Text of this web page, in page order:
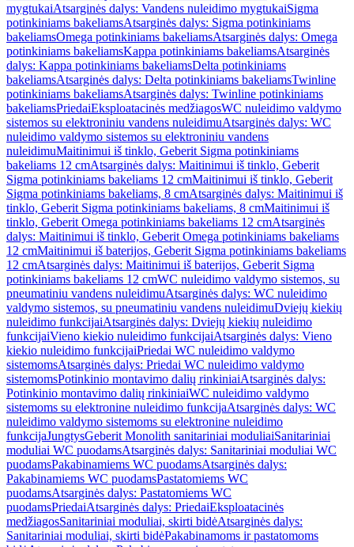
mygtukaiAtsarginės dalys: Vandens nuleidimo mygtukaiSigma
potinkiniams bakeliamsAtsarginės dalys: Sigma potinkiniams
bakeliamsOmega potinkiniams bakeliamsAtsarginės dalys: Omega
potinkiniams bakeliamsKappa potinkiniams bakeliamsAtsarginės
dalys: Kappa potinkiniams bakeliamsDelta potinkiniams
bakeliamsAtsarginės dalys: Delta potinkiniams bakeliamsTwinline
potinkiniams bakeliamsAtsarginės dalys: Twinline potinkiniams
bakeliamsPriedaiEksploatacinės medžiagosWC nuleidimo valdymo
sistemos su elektroniniu vandens nuleidimuAtsarginės dalys: WC
nuleidimo valdymo sistemos su elektroniniu vandens
nuleidimuMaitinimui iš tinklo, Geberit Sigma potinkiniams
bakeliams 12 cmAtsarginės dalys: Maitinimui iš tinklo, Geberit
Sigma potinkiniams bakeliams 12 cmMaitinimui iš tinklo, Geberit
Sigma potinkiniams bakeliams, 8 cmAtsarginės dalys: Maitinimui iš
tinklo, Geberit Sigma potinkiniams bakeliams, 8 cmMaitinimui iš
tinklo, Geberit Omega potinkiniams bakeliams 12 cmAtsarginės
dalys: Maitinimui iš tinklo, Geberit Omega potinkiniams bakeliams
12 cmMaitinimui iš baterijos, Geberit Sigma potinkiniams bakeliams
12 cmAtsarginės dalys: Maitinimui iš baterijos, Geberit Sigma
potinkiniams bakeliams 12 cmWC nuleidimo valdymo sistemos, su
pneumatiniu vandens nuleidimuAtsarginės dalys: WC nuleidimo
valdymo sistemos, su pneumatiniu vandens nuleidimuDviejų kiekių
nuleidimo funkcijaiAtsarginės dalys: Dviejų kiekių nuleidimo
funkcijaiVieno kiekio nuleidimo funkcijaiAtsarginės dalys: Vieno
kiekio nuleidimo funkcijaiPriedai WC nuleidimo valdymo
sistemomsAtsarginės dalys: Priedai WC nuleidimo valdymo
sistemomsPotinkinio montavimo dalių rinkiniaiAtsarginės dalys:
Potinkinio montavimo dalių rinkiniaiWC nuleidimo valdymo
sistemoms su elektronine nuleidimo funkcijaAtsarginės dalys: WC
nuleidimo valdymo sistemoms su elektronine nuleidimo
funkcijaJungtysGeberit Monolith sanitariniai moduliaiSanitariniai
moduliai WC puodamsAtsarginės dalys: Sanitariniai moduliai WC
puodamsPakabinamiems WC puodamsAtsarginės dalys:
Pakabinamiems WC puodamsPastatomiems WC
puodamsAtsarginės dalys: Pastatomiems WC
puodamsPriedaiAtsarginės dalys: PriedaiEksploatacinės
medžiagosSanitariniai moduliai, skirti bidėAtsarginės dalys:
Sanitariniai moduliai, skirti bidėPakabinamoms ir pastatomoms